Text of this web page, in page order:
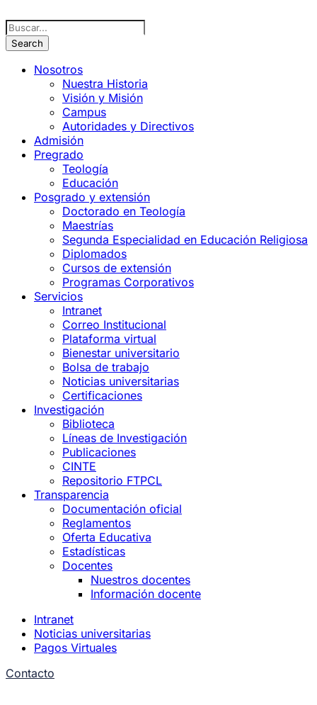
Nosotros
Nuestra Historia
Visión y Misión
Campus
Autoridades y Directivos
Admisión
Pregrado
Teología
Educación
Posgrado y extensión
Doctorado en Teología
Maestrías
Segunda Especialidad en Educación Religiosa
Diplomados
Cursos de extensión
Programas Corporativos
Servicios
Intranet
Correo Institucional
Plataforma virtual
Bienestar universitario
Bolsa de trabajo
Noticias universitarias
Certificaciones
Investigación
Biblioteca
Líneas de Investigación
Publicaciones
CINTE
Repositorio FTPCL
Transparencia
Documentación oficial
Reglamentos
Oferta Educativa
Estadísticas
Docentes
Nuestros docentes
Información docente
Intranet
Noticias universitarias
Pagos Virtuales
Contacto